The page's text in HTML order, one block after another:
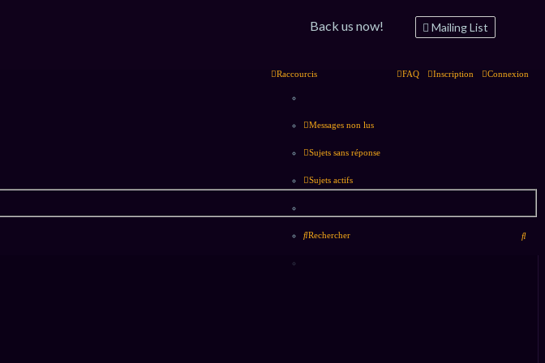
Mailing List
Back us now!
Raccourcis
Messages non lus
Sujets sans réponse
Sujets actifs
Rechercher
Connexion
Inscription
FAQ